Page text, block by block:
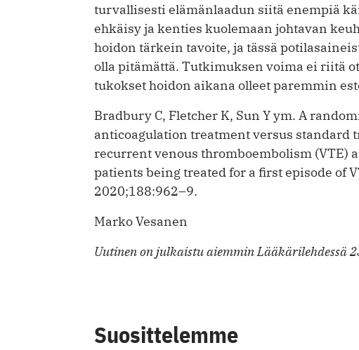
turvallisesti elämänlaadun siitä enempiä
ehkäisy ja kenties kuolemaan johtavan
hoidon tärkein tavoite, ja tässä
olla pitämättä. Tutkimuksen voima ei riitä
tukokset hoidon aikana olleet paremmin
Bradbury C, Fletcher K, Sun Y ym. A
anticoagulation treatment versus standard
recurrent venous thromboembolism (VTE)
patients being treated for a first episode of
2020;188:962–9.
Marko Vesanen
Uutinen on julkaistu aiemmin Lääkärilehdessä
Suosittelemme